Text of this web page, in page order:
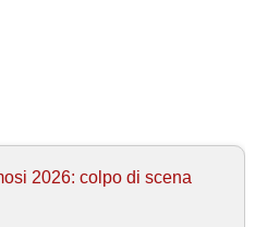
2026: colpo di scena